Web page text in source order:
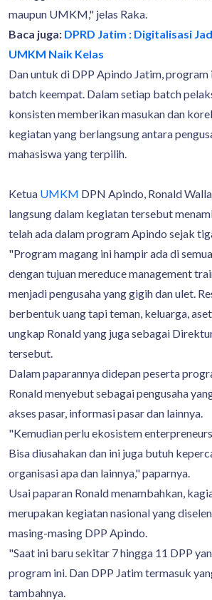
maupun UMKM," jelas Raka.
Baca juga: DPRD Jatim : Digitalisasi
UMKM Naik Kelas
Dan untuk di DPP Apindo Jatim, program
batch keempat. Dalam setiap batch
konsisten memberikan masukan dan
kegiatan yang berlangsung antara
mahasiswa yang terpilih.
Ketua UMKM DPN Apindo, Ronald
langsung dalam kegiatan tersebut
telah ada dalam program Apindo sejak
"Program magang ini hampir ada di
dengan tujuan mereduce management
menjadi pengusaha yang gigih dan ulet.
berbentuk uang tapi teman, keluarga,
ungkap Ronald yang juga sebagai
tersebut.
Dalam paparannya didepan peserta
Ronald menyebut sebagai pengusaha
akses pasar, informasi pasar dan lainnya.
"Kemudian perlu ekosistem
Bisa diusahakan dan ini juga butuh
organisasi apa dan lainnya," paparnya.
Usai paparan Ronald menambahkan,
merupakan kegiatan nasional yang
masing-masing DPP Apindo.
"Saat ini baru sekitar 7 hingga 11 DPP
program ini. Dan DPP Jatim termasuk
tambahnya.